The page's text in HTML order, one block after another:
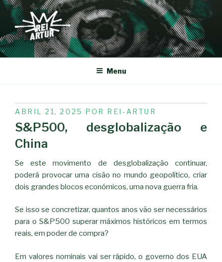
Saltar
para
conteúdo
REI-ARTUR
Menu
PUBLICADO
EM
ABRIL 21, 2025 POR REI-ARTUR
S&P500, desglobalização e
China
Se este movimento de desglobalização continuar,
poderá provocar uma cisão no mundo geopolítico, criar
dois grandes blocos económicos, uma nova guerra fria.
Se isso se concretizar, quantos anos vão ser necessários
para o S&P500 superar máximos históricos em termos
reais, em poder de compra?
Em valores nominais vai ser rápido, o governo dos EUA